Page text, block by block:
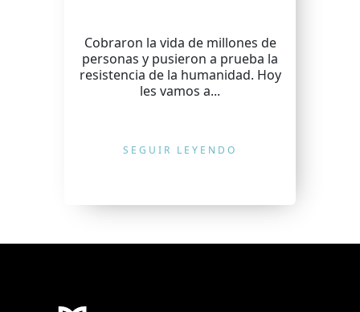
Cobraron la vida de millones de
personas y pusieron a prueba la
resistencia de la humanidad. Hoy
les vamos a...
SEGUIR LEYENDO